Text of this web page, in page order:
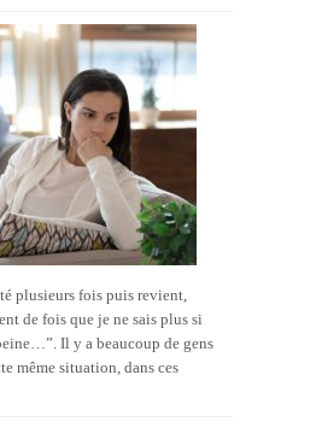
plusieurs fois puis revient,
de fois que je ne sais plus si
Il y a beaucoup de gens
même situation, dans ces